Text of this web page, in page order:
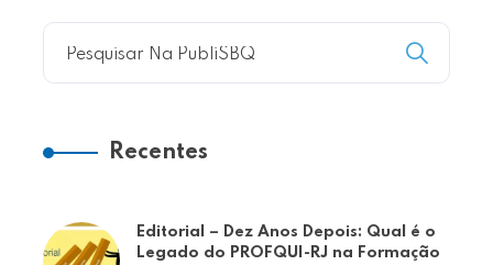
Recentes
Editorial – Dez Anos Depois: Qual é o
Legado do PROFQUI-RJ na Formação